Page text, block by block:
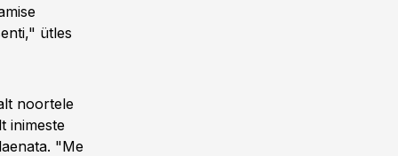
ütles
noortele
inimeste
"Me